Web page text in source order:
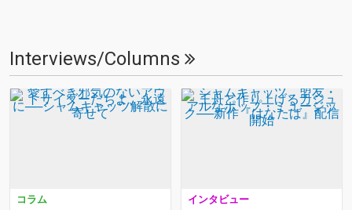
Interviews/Columns
コラム
インタビュー